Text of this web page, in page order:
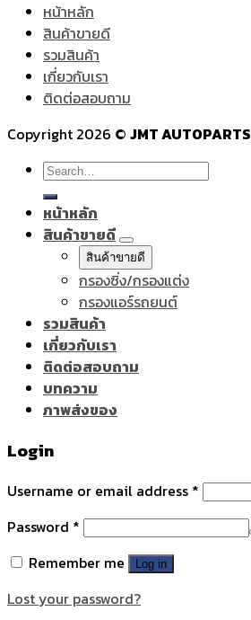
หน้าหลัก
สินค้าขายดี
รวมสินค้า
เกี่ยวกับเรา
ติดต่อสอบถาม
Copyright 2026 © JMT AUTOPARTS
Search
for:
หน้าหลัก
สินค้าขายดี
สินค้าขายดี
กรองซิ่ง/กรองแต่ง
กรองแอร์รถยนต์
รวมสินค้า
เกี่ยวกับเรา
ติดต่อสอบถาม
บทความ
ภาพส่งของ
Login
Username or email address *
Password *
Remember me
Log in
Lost your password?